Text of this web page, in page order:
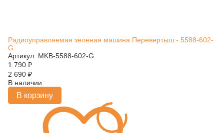
Радиоуправляемая зеленая машина Перевертыш - 5588-602-
G
Артикул: MKB-5588-602-G
1 790 ₽
2 690 ₽
В наличии
В корзину